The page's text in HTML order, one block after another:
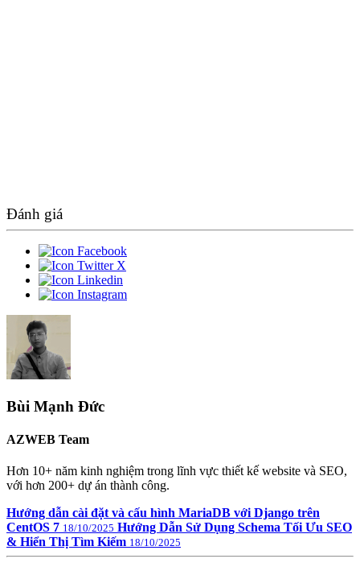
Đánh giá
Bùi Mạnh Đức
AZWEB Team
Hơn 10+ năm kinh nghiệm trong lĩnh vực thiết kế website và SEO,
với hơn 200+ dự án thành công.
Hướng dẫn cài đặt và cấu hình MariaDB với Django trên
CentOS 7 18/10/2025 Hướng Dẫn Sử Dụng Schema Tối Ưu SEO
& Hiển Thị Tìm Kiếm 18/10/2025